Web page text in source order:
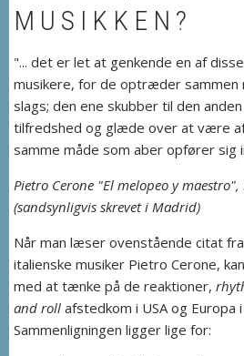
MUSIKKEN?
"... det er let at genkende en af
musikere, for de optræder sammen
slags; den ene skubber til den
tilfredshed og glæde over at være
samme måde som aber opfører sig
Pietro Cerone "El melopeo y
(sandsynligvis skrevet i Madrid)
Når man læser ovenstående citat
italienske musiker Pietro Cerone,
med at tænke på de reaktioner,
and roll afstedkom i USA og Europa
Sammenligningen ligger lige for: